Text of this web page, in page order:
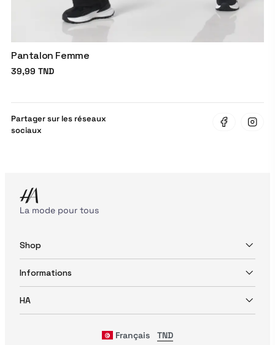
Pantalon Femme
39,99 TND
Partager sur les réseaux
sociaux
La mode pour tous
Shop
Informations
HA
Français TND